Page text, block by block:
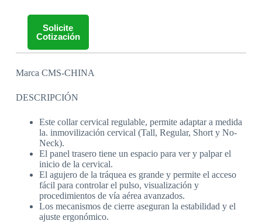
Solicite
Cotización
Marca CMS-CHINA
DESCRIPCIÓN
Este collar cervical regulable, permite adaptar a medida
la. inmovilización cervical (Tall, Regular, Short y No-
Neck).
El panel trasero tiene un espacio para ver y palpar el
inicio de la cervical.
El agujero de la tráquea es grande y permite el acceso
fácil para controlar el pulso, visualización y
procedimientos de vía aérea avanzados.
Los mecanismos de cierre aseguran la estabilidad y el
ajuste ergonómico.